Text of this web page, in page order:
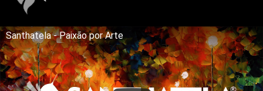
Santhatela - Paixão por Arte